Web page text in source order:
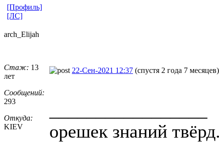
[Профиль]
[ЛС]
arch_Elijah
Стаж: 13
лет
Сообщений:
293
Откуда:
KIEV
22-Сен-2021 12:37 (спустя 2 года 7 месяцев)
орешек знаний